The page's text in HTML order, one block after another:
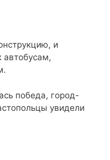
и
автобусам,
победа, город-
увидели